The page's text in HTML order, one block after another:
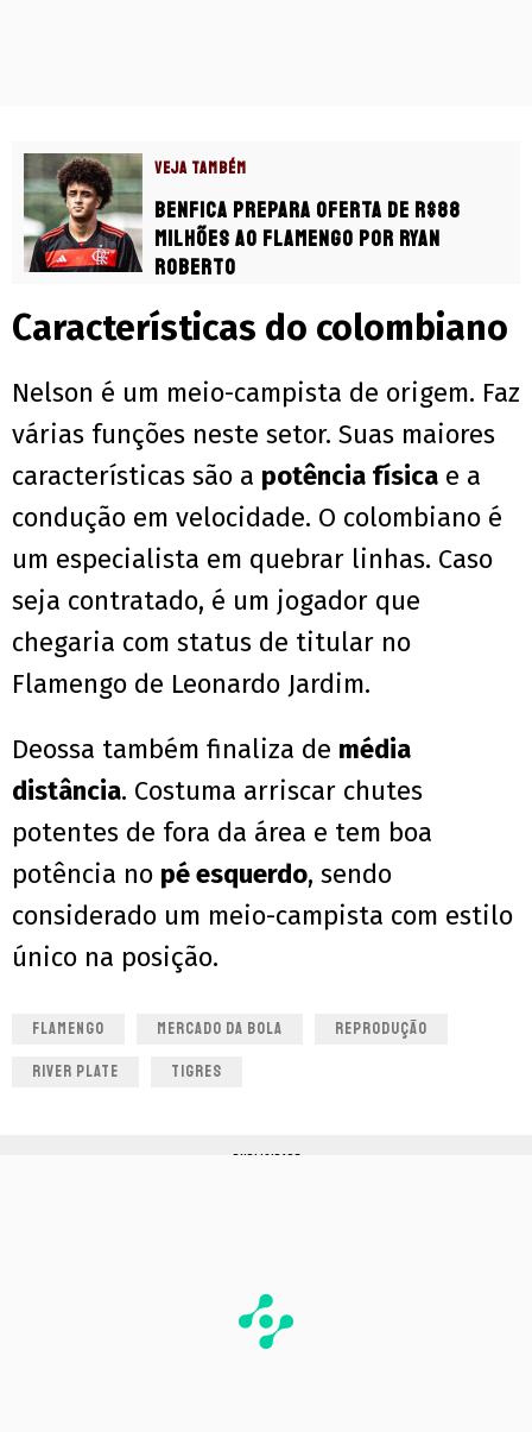
VEJA TAMBÉM
Benfica prepara oferta de R$88
milhões ao Flamengo por Ryan
Roberto
Características do colombiano
Nelson é um meio-campista de origem. Faz
várias funções neste setor. Suas maiores
características são a potência física e a
condução em velocidade. O colombiano é
um especialista em quebrar linhas. Caso
seja contratado, é um jogador que
chegaria com status de titular no
Flamengo de Leonardo Jardim.
Deossa também finaliza de média
distância. Costuma arriscar chutes
potentes de fora da área e tem boa
potência no pé esquerdo, sendo
considerado um meio-campista com estilo
único na posição.
FLAMENGO MERCADO DA BOLA REPRODUÇÃO
RIVER PLATE TIGRES
PUBLICIDADE